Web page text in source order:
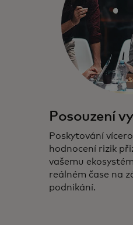
Posouzení
Poskytování
hodnocení rizik
vašemu
reálném čase na
podnikání.